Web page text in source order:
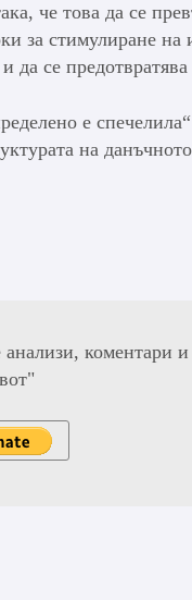
че това да се
за стимулиране на
да се
е
на
анализи, коментари